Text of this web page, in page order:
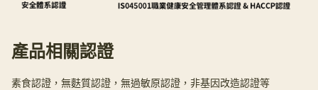
產品相關認證
素食認證，無麩質認證，無過敏原認證，非基因改造認證等